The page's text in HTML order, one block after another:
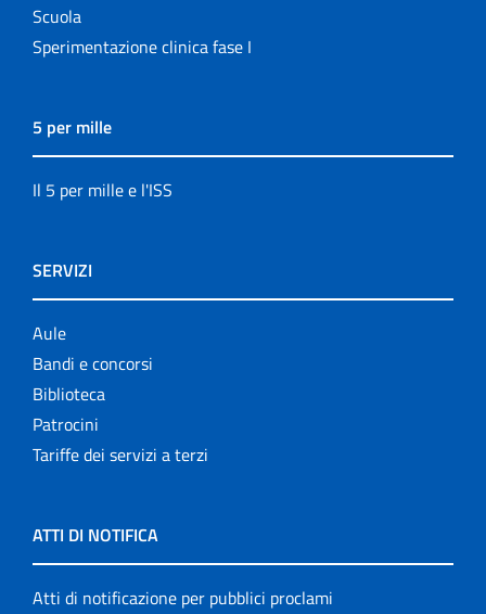
Scuola
Sperimentazione clinica fase I
5 per mille
Il 5 per mille e l'ISS
SERVIZI
Aule
Bandi e concorsi
Biblioteca
Patrocini
Tariffe dei servizi a terzi
ATTI DI NOTIFICA
Atti di notificazione per pubblici proclami